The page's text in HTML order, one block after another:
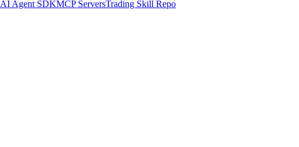
AI Agent SDKMCP ServersTrading Skill Repo